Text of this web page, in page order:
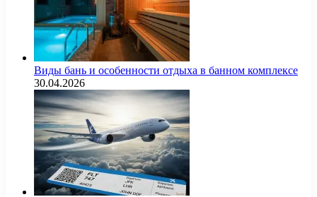
Виды бань и особенности отдыха в банном комплексе
30.04.2026